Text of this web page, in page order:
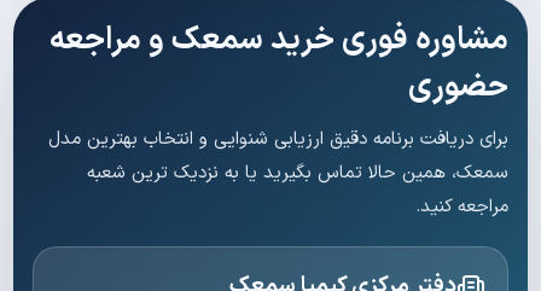
مشاوره فوری خرید سمعک و مراجعه
حضوری
برای دریافت برنامه دقیق ارزیابی شنوایی و انتخاب بهترین مدل
سمعک، همین حالا تماس بگیرید یا به نزدیک ترین شعبه
مراجعه کنید.